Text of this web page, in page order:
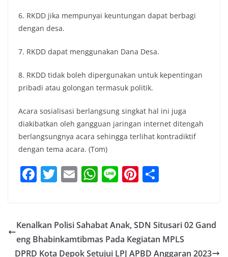
6. RKDD jika mempunyai keuntungan dapat berbagi
dengan desa.
7. RKDD dapat menggunakan Dana Desa.
8. RKDD tidak boleh dipergunakan untuk kepentingan
pribadi atau golongan termasuk politik.
Acara sosialisasi berlangsung singkat hal ini juga
diakibatkan oleh gangguan jaringan internet ditengah
berlangsungnya acara sehingga terlihat kontradiktif
dengan tema acara. (Tom)
F
e
b
T
er
E
l
W
s
A
Li Pi
e
st
e
Kenalkan Polisi Sahabat Anak, SDN Situsari 02 Gand
eng Bhabinkamtibmas Pada Kegiatan MPLS
DPRD Kota Depok Setujui LPJ APBD Anggaran 2023